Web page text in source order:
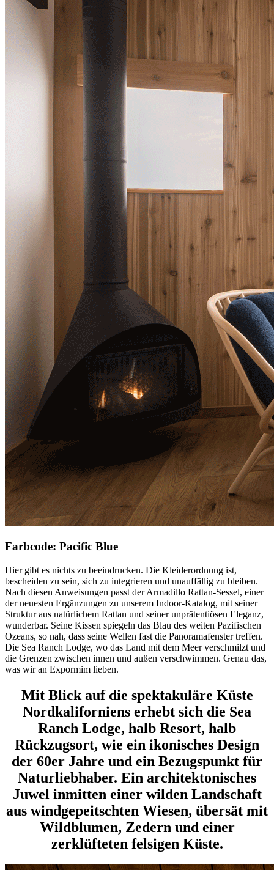
Farbcode: Pacific Blue
Hier gibt es nichts zu beeindrucken. Die Kleiderordnung ist,
bescheiden zu sein, sich zu integrieren und unauffällig zu bleiben.
Nach diesen Anweisungen passt der Armadillo Rattan-Sessel, einer
der neuesten Ergänzungen zu unserem Indoor-Katalog, mit seiner
Struktur aus natürlichem Rattan und seiner unprätentiösen Eleganz,
wunderbar. Seine Kissen spiegeln das Blau des weiten Pazifischen
Ozeans, so nah, dass seine Wellen fast die Panoramafenster treffen.
Die Sea Ranch Lodge, wo das Land mit dem Meer verschmilzt und
die Grenzen zwischen innen und außen verschwimmen. Genau das,
was wir an Expormim lieben.
Mit Blick auf die spektakuläre Küste
Nordkaliforniens erhebt sich die Sea
Ranch Lodge, halb Resort, halb
Rückzugsort, wie ein ikonisches Design
der 60er Jahre und ein Bezugspunkt für
Naturliebhaber. Ein architektonisches
Juwel inmitten einer wilden Landschaft
aus windgepeitschten Wiesen, übersät mit
Wildblumen, Zedern und einer
zerklüfteten felsigen Küste.